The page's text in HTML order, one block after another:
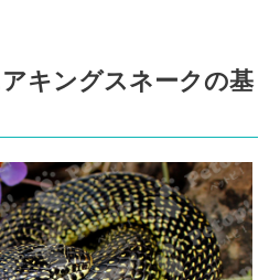
キングスネークの基